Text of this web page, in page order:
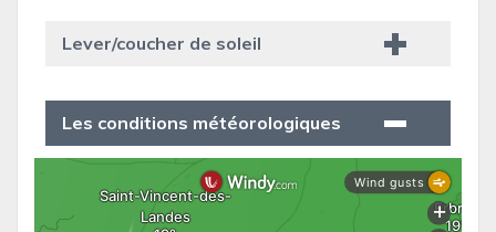
Lever/coucher de soleil
Les conditions météorologiques